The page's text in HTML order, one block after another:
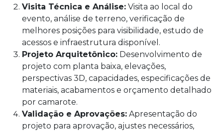
Visita Técnica e Análise: Visita ao local do
evento, análise de terreno, verificação de
melhores posições para visibilidade, estudo de
acessos e infraestrutura disponível.
Projeto Arquitetônico: Desenvolvimento de
projeto com planta baixa, elevações,
perspectivas 3D, capacidades, especificações de
materiais, acabamentos e orçamento detalhado
por camarote.
Validação e Aprovações: Apresentação do
projeto para aprovação, ajustes necessários,